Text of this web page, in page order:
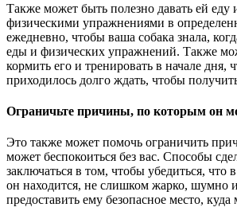
Также может быть полезно давать ей еду
физическими упражнениями в
ежедневно, чтобы ваша собака знала,
еды и физических упражнений. Также
кормить его и тренировать в начале дня,
приходилось долго ждать, чтобы
Ограничьте причины, по которым он
Это также может помочь ограничить
может беспокоиться без вас. Способы
заключаться в том, чтобы убедиться, что
он находится, не слишком жарко, шумно
предоставить ему безопасное место,